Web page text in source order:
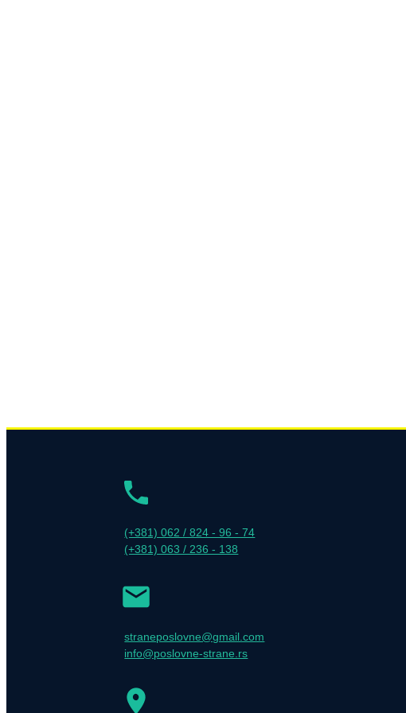
(+381) 062 / 824 - 96 - 74
(+381) 063 / 236 - 138
straneposlovne@gmail.com
info@poslovne-strane.rs